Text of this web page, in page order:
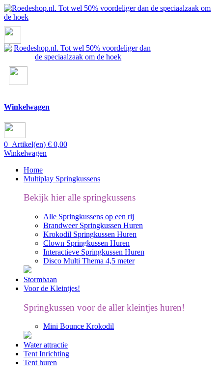
Winkelwagen
0 Artikel(en) € 0,00
Winkelwagen
Home
Multiplay Springkussens
Bekijk hier alle springkussens
Alle Springkussens op een rij
Brandweer Springkussen Huren
Krokodil Springkussen Huren
Clown Springkussen Huren
Interactieve Springkussen Huren
Disco Multi Thema 4,5 meter
Stormbaan
Voor de Kleintjes!
Springkussen voor de aller kleintjes huren!
Mini Bounce Krokodil
Water attractie
Tent Inrichting
Tent huren